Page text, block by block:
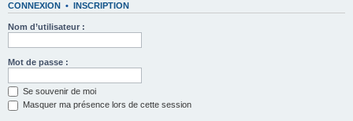
CONNEXION • INSCRIPTION
Nom d’utilisateur :
Mot de passe :
Se souvenir de moi
Masquer ma présence lors de cette session